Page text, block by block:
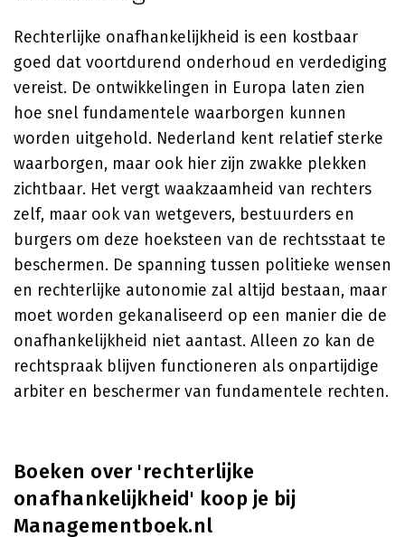
Rechterlijke onafhankelijkheid is een kostbaar
goed dat voortdurend onderhoud en verdediging
vereist. De ontwikkelingen in Europa laten zien
hoe snel fundamentele waarborgen kunnen
worden uitgehold. Nederland kent relatief sterke
waarborgen, maar ook hier zijn zwakke plekken
zichtbaar. Het vergt waakzaamheid van rechters
zelf, maar ook van wetgevers, bestuurders en
burgers om deze hoeksteen van de rechtsstaat te
beschermen. De spanning tussen politieke wensen
en rechterlijke autonomie zal altijd bestaan, maar
moet worden gekanaliseerd op een manier die de
onafhankelijkheid niet aantast. Alleen zo kan de
rechtspraak blijven functioneren als onpartijdige
arbiter en beschermer van fundamentele rechten.
Boeken over 'rechterlijke
onafhankelijkheid' koop je bij
Managementboek.nl